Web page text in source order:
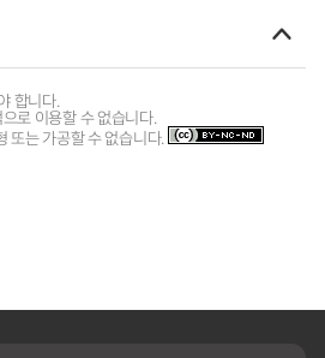
합니다.
로 이용할 수 없습니다.
또는 가공할 수 없습니다.